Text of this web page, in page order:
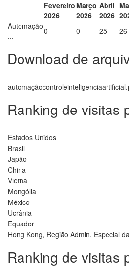
Fevereiro
2026
Março
2026
Abril
2026
Automação
...
0 0 25 26
Download de
Ranking de visitas
Estados Unidos
Brasil
Japão
China
Vietnã
Mongólia
México
Ucrânia
Equador
Hong Kong, Região Admin. Especial
Ranking de visitas